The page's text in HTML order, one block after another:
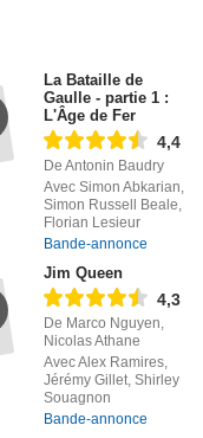
La Bataille de
Gaulle - partie 1 :
L'Âge de Fer
4,4
De Antonin Baudry
Avec Simon Abkarian,
Simon Russell Beale,
Florian Lesieur
Bande-annonce
Jim Queen
4,3
De Marco Nguyen,
Nicolas Athane
Avec Alex Ramires,
Jérémy Gillet, Shirley
Souagnon
Bande-annonce